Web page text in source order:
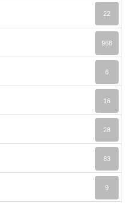
22
968
6
16
28
83
9